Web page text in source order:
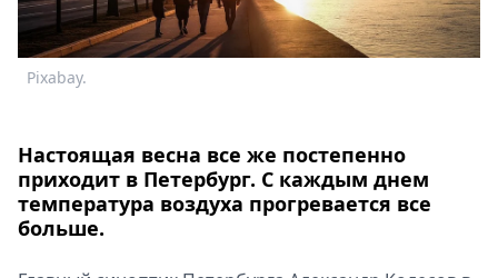
Стримы
Спецпроекты
Скачай
Metro
Pixabay.
Настоящая весна все же постепенно
приходит в Петербург. С каждым днем
температура воздуха прогревается все
больше.